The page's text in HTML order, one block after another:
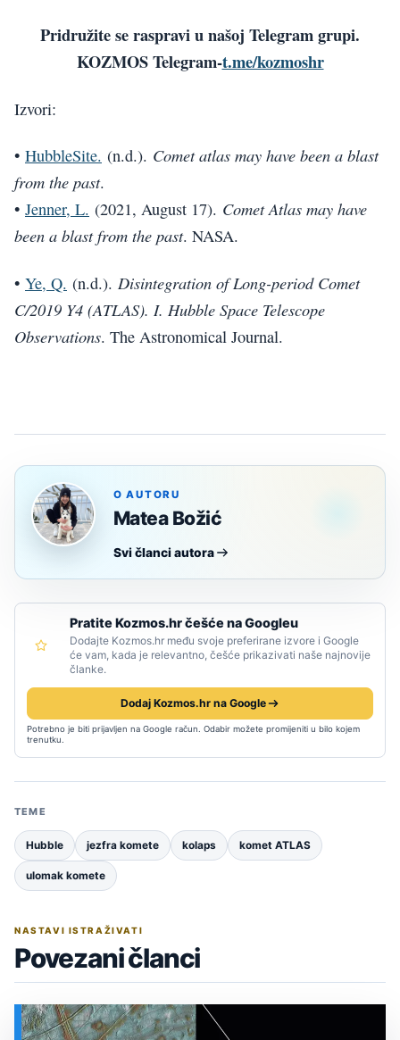
Pridružite se raspravi u našoj Telegram grupi.
KOZMOS Telegram-t.me/kozmoshr
Izvori:
• HubbleSite. (n.d.). Comet atlas may have been a blast
from the past.
• Jenner, L. (2021, August 17). Comet Atlas may have
been a blast from the past. NASA.
• Ye, Q. (n.d.). Disintegration of Long-period Comet
C/2019 Y4 (ATLAS). I. Hubble Space Telescope
Observations. The Astronomical Journal.
O AUTORU
Matea Božić
Svi članci autora
Pratite Kozmos.hr češće na Googleu
Dodajte Kozmos.hr među svoje preferirane izvore i Google
će vam, kada je relevantno, češće prikazivati naše najnovije
članke.
Dodaj Kozmos.hr na Google
Potrebno je biti prijavljen na Google račun. Odabir možete promijeniti u bilo kojem
trenutku.
TEME
Hubble jezfra komete kolaps komet ATLAS
ulomak komete
NASTAVI ISTRAŽIVATI
Povezani članci